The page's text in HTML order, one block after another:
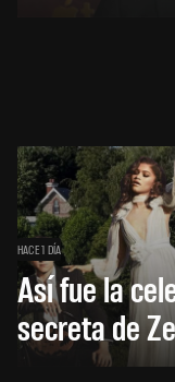
HACE 1 DÍA
Así fue la
secreta de